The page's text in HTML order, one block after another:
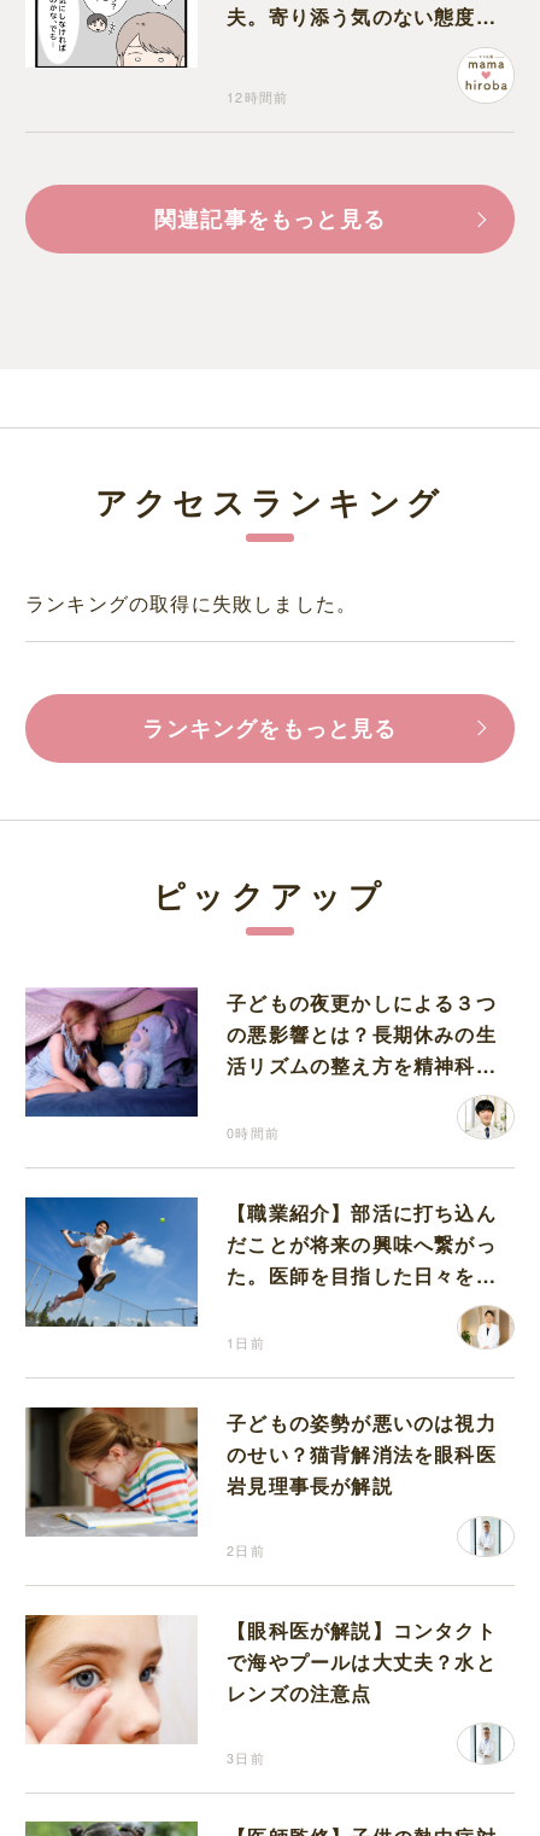
夫。寄り添う気のない態度に
12時間前
関連記事をもっと見る
アクセスランキング
ランキングの取得に失敗しました。
ランキングをもっと見る
ピックアップ
子どもの夜更かしによる３つ
の悪影響とは？長期休みの生
活リズムの整え方を精神科医
0時間前
【職業紹介】部活に打ち込ん
だことが将来の興味へ繋がっ
た。医師を目指した日々を振
1日前
子どもの姿勢が悪いのは視力
のせい？猫背解消法を眼科医
岩見理事長が解説
2日前
【眼科医が解説】コンタクト
で海やプールは大丈夫？水と
レンズの注意点
3日前